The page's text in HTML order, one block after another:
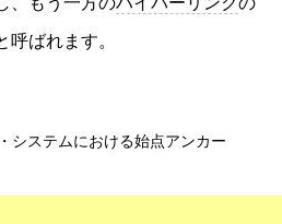
呼ばれます。
システムにおける始点アンカー